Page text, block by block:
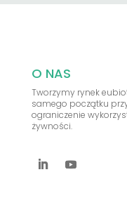
O NAS
Tworzymy rynek
samego początku
ograniczenie
żywności.